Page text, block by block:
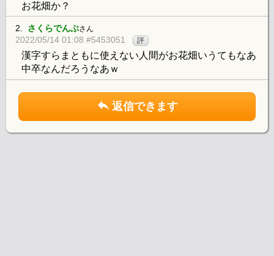
お花畑か？
2. さくらでんぶさん
2022/05/14 01:08 #5453051 評
漢字すらまともに使えない人間がお花畑いうてもなあ
中卒なんだろうなあｗ
返信できます